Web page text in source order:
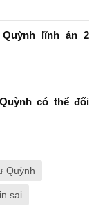
Quỳnh lĩnh án 2
có thể đối
Quỳnh
sai